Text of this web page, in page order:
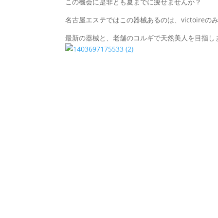
名古屋エステではこの器械あるのは、victoireのみ
最新の器械と、老舗のコルギで天然美人を目指し